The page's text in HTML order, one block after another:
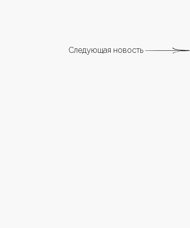
Следующая новость